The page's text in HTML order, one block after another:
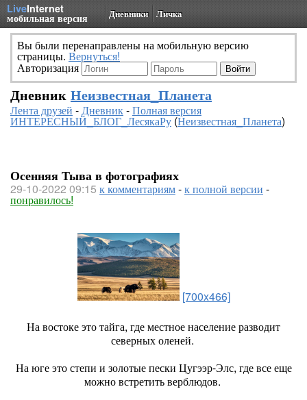
LiveInternet
мобильная версия Дневники Личка
Вы были перенаправлены на мобильную версию
страницы. Вернуться!
Авторизация
Дневник Неизвестная_Планета
Лента друзей -Дневник-Полная версия
ИНТЕРЕСНЫЙ_БЛОГ_ЛесякаРу(Неизвестная_Планета)
Осенняя Тыва в фотографиях
29-10-2022 09:15 к комментариям-к полной версии -
понравилось!
[700x466]
На востоке это тайга, где местное население разводит
северных оленей.
На юге это степи и золотые пески Цугээр-Элс, где все еще
можно встретить верблюдов.